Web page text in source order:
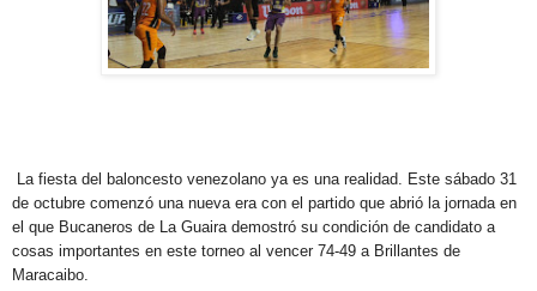
La fiesta del baloncesto venezolano ya es una realidad. Este sábado 31
de octubre comenzó una nueva era con el partido que abrió la jornada en
el que Bucaneros de La Guaira demostró su condición de candidato a
cosas importantes en este torneo al vencer 74-49 a Brillantes de
Maracaibo.